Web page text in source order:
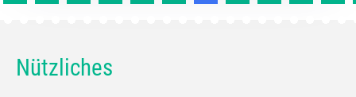
Nützliches